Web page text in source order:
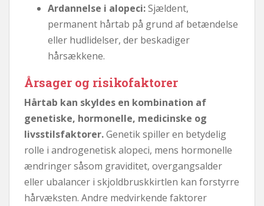
Ardannelse i alopeci:Sjældent,
permanent hårtab på grund af betændelse
eller hudlidelser, der beskadiger
hårsækkene.
Årsager og risikofaktorer
Hårtab kan skyldes en kombination af
genetiske, hormonelle, medicinske og
livsstilsfaktorer.Genetik spiller en betydelig
rolle i androgenetisk alopeci, mens hormonelle
ændringer såsom graviditet, overgangsalder
eller ubalancer i skjoldbruskkirtlen kan forstyrre
hårvæksten. Andre medvirkende faktorer